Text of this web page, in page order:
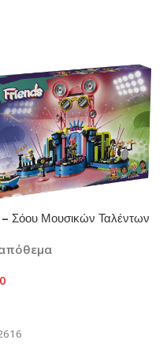
Σόου Μουσικών Ταλέντων